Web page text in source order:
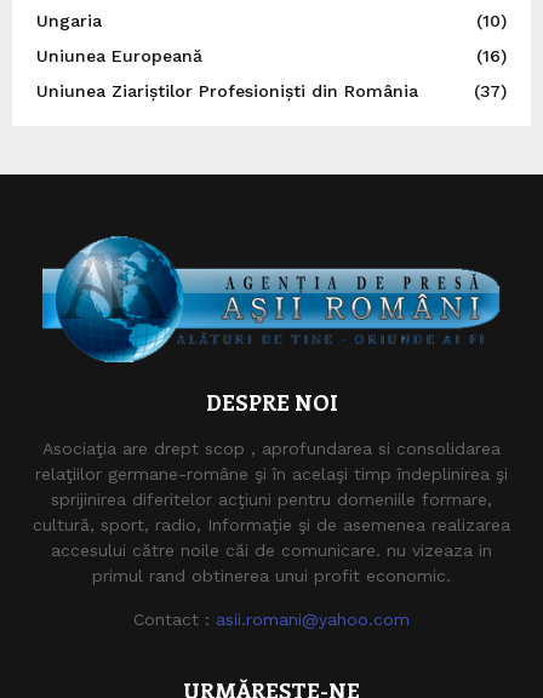
Ungaria
(10)
Uniunea Europeană
(16)
Uniunea Ziariștilor Profesioniști din România
(37)
DESPRE NOI
Asociaţia are drept scop , aprofundarea si consolidarea
relaţiilor germane-române şi în acelaşi timp îndeplinirea şi
sprijinirea diferitelor acţiuni pentru domeniile formare,
cultură, sport, radio, Informaţie şi de asemenea realizarea
accesului către noile căi de comunicare. nu vizeaza in
primul rand obtinerea unui profit economic.
Contact : asii.romani@yahoo.com
URMĂREȘTE-NE